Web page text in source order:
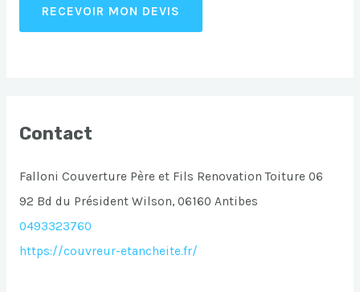
RECEVOIR MON DEVIS
Contact
Falloni Couverture Père et Fils Renovation Toiture 06
92 Bd du Président Wilson, 06160 Antibes
0493323760
https://couvreur-etancheite.fr/